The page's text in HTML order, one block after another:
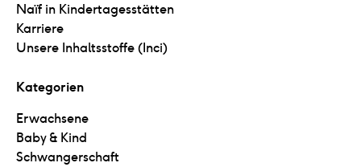
Naïf in Kindertagesstätten
Karriere
Unsere Inhaltsstoffe (Inci)
Kategorien
Erwachsene
Baby & Kind
Schwangerschaft